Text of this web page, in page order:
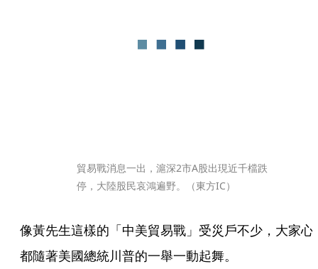
貿易戰消息一出，滬深2市A股出現近千檔跌
停，大陸股民哀鴻遍野。（東方IC）
像黃先生這樣的「中美貿易戰」受災戶不少，大家心
都隨著美國總統川普的一舉一動起舞。